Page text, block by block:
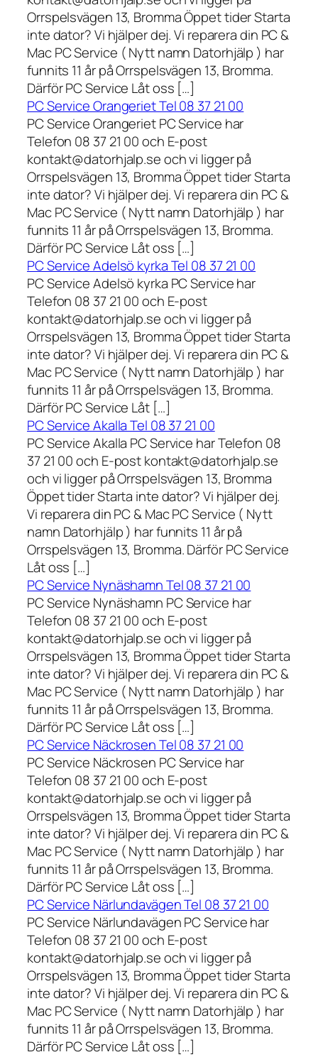
Orrspelsvägen 13, Bromma Öppet tider Starta
inte dator? Vi hjälper dej. Vi reparera din PC &
Mac PC Service ( Nytt namn Datorhjälp ) har
funnits 11 år på Orrspelsvägen 13, Bromma.
Därför PC Service Låt oss […]
PC Service Orangeriet Tel 08 37 21 00
PC Service Orangeriet PC Service har
Telefon 08 37 21 00 och E-post
kontakt@datorhjalp.se och vi ligger på
Orrspelsvägen 13, Bromma Öppet tider Starta
inte dator? Vi hjälper dej. Vi reparera din PC &
Mac PC Service ( Nytt namn Datorhjälp ) har
funnits 11 år på Orrspelsvägen 13, Bromma.
Därför PC Service Låt oss […]
PC Service Adelsö kyrka Tel 08 37 21 00
PC Service Adelsö kyrka PC Service har
Telefon 08 37 21 00 och E-post
kontakt@datorhjalp.se och vi ligger på
Orrspelsvägen 13, Bromma Öppet tider Starta
inte dator? Vi hjälper dej. Vi reparera din PC &
Mac PC Service ( Nytt namn Datorhjälp ) har
funnits 11 år på Orrspelsvägen 13, Bromma.
Därför PC Service Låt […]
PC Service Akalla Tel 08 37 21 00
PC Service Akalla PC Service har Telefon 08
37 21 00 och E-post kontakt@datorhjalp.se
och vi ligger på Orrspelsvägen 13, Bromma
Öppet tider Starta inte dator? Vi hjälper dej.
Vi reparera din PC & Mac PC Service ( Nytt
namn Datorhjälp ) har funnits 11 år på
Orrspelsvägen 13, Bromma. Därför PC Service
Låt oss […]
PC Service Nynäshamn Tel 08 37 21 00
PC Service Nynäshamn PC Service har
Telefon 08 37 21 00 och E-post
kontakt@datorhjalp.se och vi ligger på
Orrspelsvägen 13, Bromma Öppet tider Starta
inte dator? Vi hjälper dej. Vi reparera din PC &
Mac PC Service ( Nytt namn Datorhjälp ) har
funnits 11 år på Orrspelsvägen 13, Bromma.
Därför PC Service Låt oss […]
PC Service Näckrosen Tel 08 37 21 00
PC Service Näckrosen PC Service har
Telefon 08 37 21 00 och E-post
kontakt@datorhjalp.se och vi ligger på
Orrspelsvägen 13, Bromma Öppet tider Starta
inte dator? Vi hjälper dej. Vi reparera din PC &
Mac PC Service ( Nytt namn Datorhjälp ) har
funnits 11 år på Orrspelsvägen 13, Bromma.
Därför PC Service Låt oss […]
PC Service Närlundavägen Tel 08 37 21 00
PC Service Närlundavägen PC Service har
Telefon 08 37 21 00 och E-post
kontakt@datorhjalp.se och vi ligger på
Orrspelsvägen 13, Bromma Öppet tider Starta
inte dator? Vi hjälper dej. Vi reparera din PC &
Mac PC Service ( Nytt namn Datorhjälp ) har
funnits 11 år på Orrspelsvägen 13, Bromma.
Därför PC Service Låt oss […]